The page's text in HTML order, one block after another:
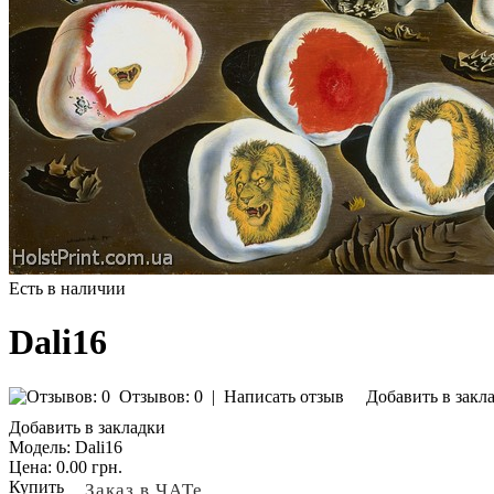
Есть в наличии
Dali16
Отзывов: 0 | Написать отзыв
Добавить в
Добавить в закладки
Модель: Dali16
Цена: 0.00 грн.
Купить